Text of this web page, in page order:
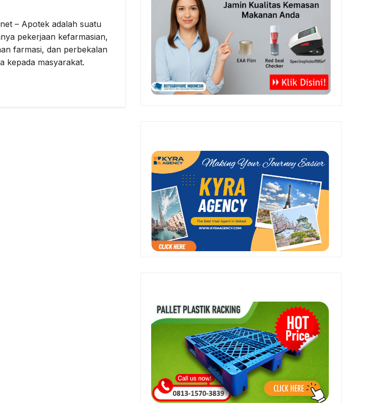
– Apotek adalah suatu
pekerjaan kefarmasian,
farmasi, dan perbekalan
kepada masyarakat.